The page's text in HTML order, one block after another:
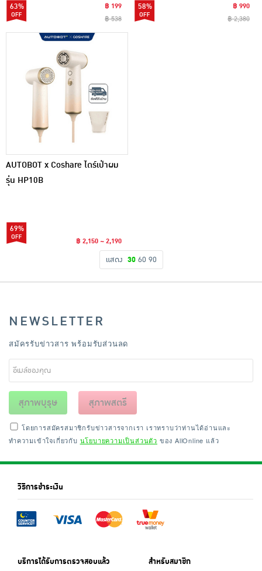
63%
฿ 199
฿ 538
58%
฿ 990
฿ 2,380
AUTOBOT x Coshare ไดร์เป่าผม
รุ่น HP10B
69%
฿ 2,150 ~ 2,190
แสดง 30 60 90
NEWSLETTER
สมัครรับข่าวสาร พร้อมรับส่วนลด
สุภาพบุรุษ สุภาพสตรี
โดยการสมัครสมาชิกรับข่าวสารจากเรา เราทราบว่าท่านได้อ่านและ
ทำความเข้าใจเกี่ยวกับ นโยบายความเป็นส่วนตัว ของ AllOnline แล้ว
วิธีการชำระเงิน
บริการได้รับการตรวจสอบแล้ว สำหรับสมาชิก